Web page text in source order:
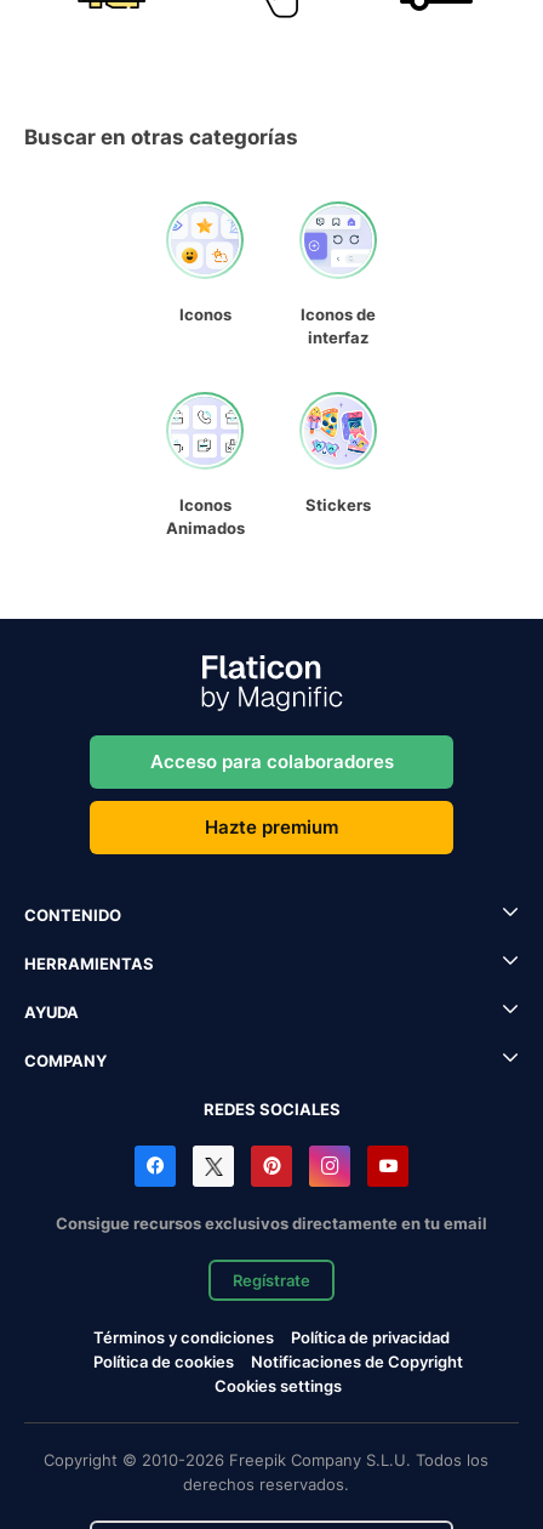
Buscar en otras categorías
Iconos
Iconos de
interfaz
Iconos
Animados
Stickers
Acceso para colaboradores
Hazte premium
CONTENIDO
HERRAMIENTAS
AYUDA
COMPANY
REDES SOCIALES
Consigue recursos exclusivos directamente en tu email
Regístrate
Términos y condiciones
Política de privacidad
Política de cookies
Notificaciones de Copyright
Cookies settings
Copyright © 2010-2026 Freepik Company S.L.U. Todos los
derechos reservados.